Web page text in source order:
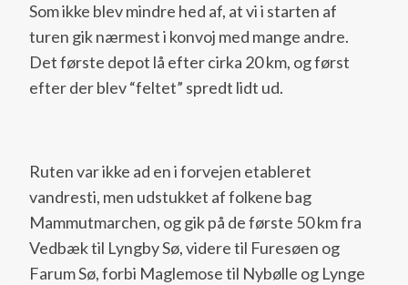
Som ikke blev mindre hed af, at vi i starten af
turen gik nærmest i konvoj med mange andre.
Det første depot lå efter cirka 20 km, og først
efter der blev “feltet” spredt lidt ud.
Ruten var ikke ad en i forvejen etableret
vandresti, men udstukket af folkene bag
Mammutmarchen, og gik på de første 50 km fra
Vedbæk til Lyngby Sø, videre til Furesøen og
Farum Sø, forbi Maglemose til Nybølle og Lynge